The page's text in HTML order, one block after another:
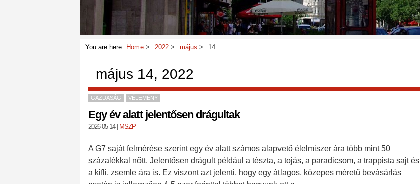
You are here: Home 2022 május 14
május 14, 2022
GAZDASÁG VÉLEMÉNY
Egy év alatt jelentősen drágultak
2026-05-14| MSZP
A G7 saját felmérése szerint egy év alatt számos alapvető élelmiszer ára több mint 50
százalékkal nőtt. Jelentősen drágult például a tészta, a tojás, a paradicsom, a trappista sajt és
a kifli, zsemle ára is. Ez viszont azt jelenti, hogy egy átlagos, közepes méretű bevásárlás